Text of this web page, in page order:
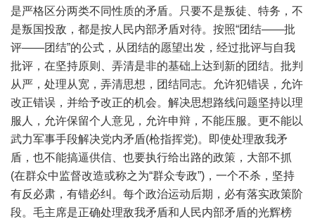
是严格区分两类不同性质的矛盾。只要不是叛徒、特务，不
是叛国投敌，都是按人民内部矛盾对待。按照“团结——批
评——团结”的公式，从团结的愿望出发，经过批评与自我
批评，在坚持原则、弄清是非的基础上达到新的团结。批判
从严，处理从宽，弄清思想，团结同志。允许犯错误，允许
改正错误，并给予改正的机会。解决思想路线问题坚持以理
服人，允许保留个人意见，允许申辩，不能压服。更不能以
武力军事手段解决党内矛盾(枪指挥党)。即使处理敌我矛
盾，也不能搞逼供信、也要执行给出路的政策，大部不抓
(在群众中监督改造或称之为“群众专政”)，一个不杀，坚持
有反必肃，有错必纠。每个政治运动后期，必有落实政策阶
段。毛主席是正确处理敌我矛盾和人民内部矛盾的光辉榜